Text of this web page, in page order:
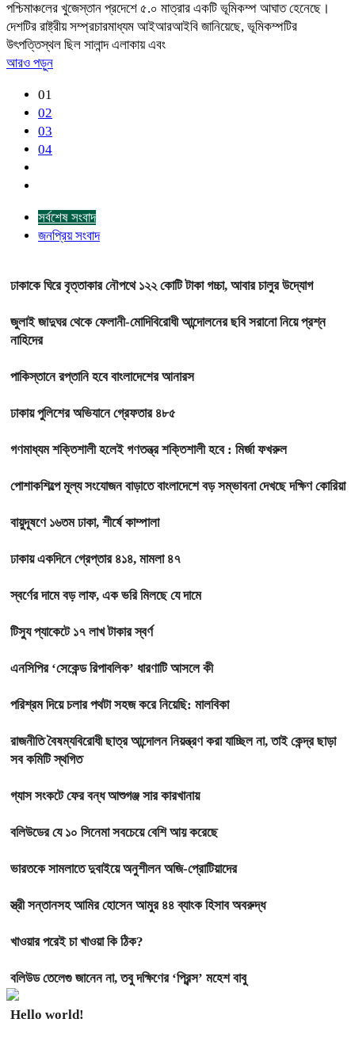
পশ্চিমাঞ্চলের খুজেস্তান প্রদেশে ৫.০ মাত্রার একটি ভূমিকম্প আঘাত হেনেছে।
দেশটির রাষ্ট্রীয় সম্প্রচারমাধ্যম আইআরআইবি জানিয়েছে, ভূমিকম্পটির
উৎপত্তিস্থল ছিল সালান্দ এলাকায় এবং
আরও পড়ুন
01
02
03
04
সর্বশেষ সংবাদ
জনপ্রিয় সংবাদ
ঢাকাকে ঘিরে বৃত্তাকার নৌপথে ১২২ কোটি টাকা গচ্চা, আবার চালুর উদ্যোগ
জুলাই জাদুঘর থেকে ফেলানী-মোদিবিরোধী আন্দোলনের ছবি সরানো নিয়ে প্রশ্ন
নাহিদের
পাকিস্তানে রপ্তানি হবে বাংলাদেশের আনারস
ঢাকায় পুলিশের অভিযানে গ্রেফতার ৪৮৫
গণমাধ্যম শক্তিশালী হলেই গণতন্ত্র শক্তিশালী হবে : মির্জা ফখরুল
পোশাকশিল্পে মূল্য সংযোজন বাড়াতে বাংলাদেশে বড় সম্ভাবনা দেখছে দক্ষিণ কোরিয়া
বায়ুদূষণে ১৬তম ঢাকা, শীর্ষে কাম্পালা
ঢাকায় একদিনে গ্রেপ্তার ৪১৪, মামলা ৪৭
স্বর্ণের দামে বড় লাফ, এক ভরি মিলছে যে দামে
টিস্যু প্যাকেটে ১৭ লাখ টাকার স্বর্ণ
এনসিপির ‘সেকেন্ড রিপাবলিক’ ধারণাটি আসলে কী
পরিশ্রম দিয়ে চলার পথটা সহজ করে নিয়েছি: মালবিকা
রাজনীতি বৈষম্যবিরোধী ছাত্র আন্দোলন নিয়ন্ত্রণ করা যাচ্ছিল না, তাই কেন্দ্র ছাড়া
সব কমিটি স্থগিত
গ্যাস সংকটে ফের বন্ধ আশুগঞ্জ সার কারখানায়
বলিউডের যে ১০ সিনেমা সবচেয়ে বেশি আয় করেছে
ভারতকে সামলাতে দুবাইয়ে অনুশীলন অজি-প্রোটিয়াদের
স্ত্রী সন্তানসহ আমির হোসেন আমুর ৪৪ ব্যাংক হিসাব অবরুদ্ধ
খাওয়ার পরেই চা খাওয়া কি ঠিক?
বলিউড তেলেগু জানেন না, তবু দক্ষিণের ‘প্রিন্স’ মহেশ বাবু
Hello world!